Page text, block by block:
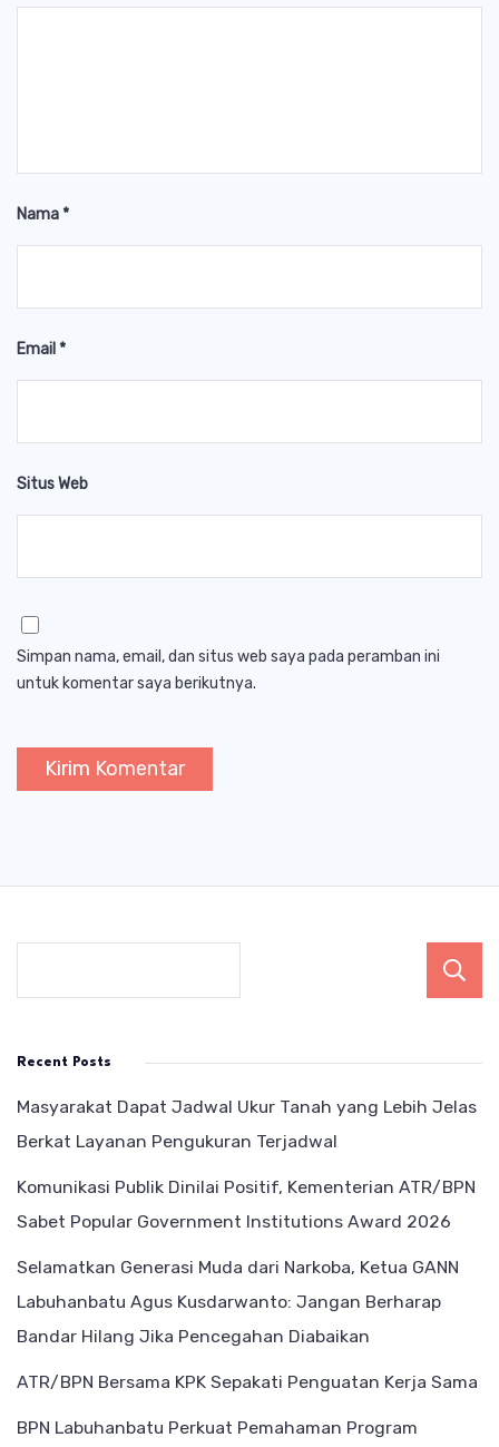
Nama*
Email *
Situs Web
Simpan nama, email, dan situs web saya pada peramban ini
untuk komentar saya berikutnya.
Recent Posts
Masyarakat Dapat Jadwal Ukur Tanah yang Lebih Jelas
Berkat Layanan Pengukuran Terjadwal
Komunikasi Publik Dinilai Positif, Kementerian ATR/BPN
Sabet Popular Government Institutions Award 2026
Selamatkan Generasi Muda dari Narkoba, Ketua GANN
Labuhanbatu Agus Kusdarwanto: Jangan Berharap
Bandar Hilang Jika Pencegahan Diabaikan
ATR/BPN Bersama KPK Sepakati Penguatan Kerja Sama
BPN Labuhanbatu Perkuat Pemahaman Program